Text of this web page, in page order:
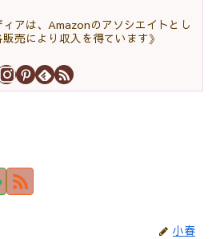
ィアは、Amazonのアソシエイトとし
売により収入を得ています》
小春